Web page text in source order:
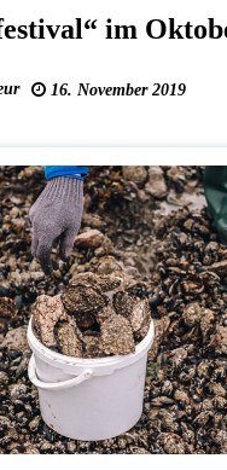
im
16. November 2019